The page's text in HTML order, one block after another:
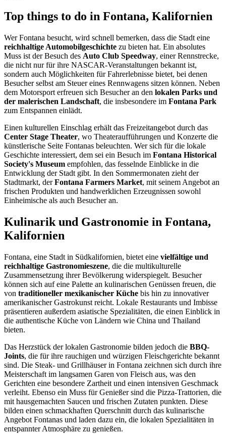
Top things to do in Fontana, Kalifornien
Wer Fontana besucht, wird schnell bemerken, dass die Stadt eine
reichhaltige Automobilgeschichte zu bieten hat. Ein absolutes
Muss ist der Besuch des Auto Club Speedway, einer Rennstrecke,
die nicht nur für ihre NASCAR-Veranstaltungen bekannt ist,
sondern auch Möglichkeiten für Fahrerlebnisse bietet, bei denen
Besucher selbst am Steuer eines Rennwagens sitzen können. Neben
dem Motorsport erfreuen sich Besucher an den lokalen Parks und
der malerischen Landschaft, die insbesondere im Fontana Park
zum Entspannen einlädt.
Einen kulturellen Einschlag erhält das Freizeitangebot durch das
Center Stage Theater, wo Theateraufführungen und Konzerte die
künstlerische Seite Fontanas beleuchten. Wer sich für die lokale
Geschichte interessiert, dem sei ein Besuch im Fontana Historical
Society's Museum empfohlen, das fesselnde Einblicke in die
Entwicklung der Stadt gibt. In den Sommermonaten zieht der
Stadtmarkt, derFontana Farmers Market, mit seinem Angebot an
frischen Produkten und handwerklichen Erzeugnissen sowohl
Einheimische als auch Besucher an.
Kulinarik und Gastronomie in Fontana,
Kalifornien
Fontana, eine Stadt in Südkalifornien, bietet eine vielfältige und
reichhaltige Gastronomieszene, die die multikulturelle
Zusammensetzung ihrer Bevölkerung widerspiegelt. Besucher
können sich auf eine Palette an kulinarischen Genüssen freuen, die
von traditioneller mexikanischer Küche bis hin zu innovativer
amerikanischer Gastrokunst reicht. Lokale Restaurants und Imbisse
präsentieren außerdem asiatische Spezialitäten, die einen Einblick in
die authentische Küche von Ländern wie China und Thailand
bieten.
Das Herzstück der lokalen Gastronomie bilden jedoch die BBQ-
Joints, die für ihre rauchigen und würzigen Fleischgerichte bekannt
sind. Die Steak- und Grillhäuser in Fontana zeichnen sich durch ihre
Meisterschaft im langsamen Garen von Fleisch aus, was den
Gerichten eine besondere Zartheit und einen intensiven Geschmack
verleiht. Ebenso ein Muss für Genießer sind die Pizza-Trattorien, die
mit hausgemachten Saucen und frischen Zutaten punkten. Diese
bilden einen schmackhaften Querschnitt durch das kulinarische
Angebot Fontanas und laden dazu ein, die lokalen Spezialitäten in
entspannter Atmosphäre zu genießen.